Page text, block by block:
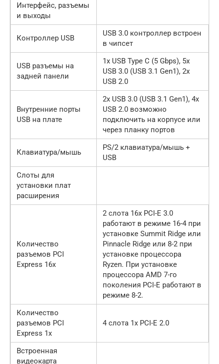
Интерфейс, разъемы
и выходы
Контроллер USB
USB 3.0 контроллер встроен
в чипсет
USB разъемы на
задней панели
1x USB Type C (5 Gbps), 5x
USB 3.0 (USB 3.1 Gen1), 2x
USB 2.0
Внутренние порты
USB на плате
2x USB 3.0 (USB 3.1 Gen1), 4x
USB 2.0 возможно
подключить на корпусе или
через планку портов
Клавиатура/мышь
PS/2 клавиатура/мышь +
USB
Слоты для
установки плат
расширения
Количество
разъемов PCI
Express 16x
2 слота 16x PCI-E 3.0
работают в режиме 16-4 при
установке Summit Ridge или
Pinnacle Ridge или 8-2 при
установке процессора
Ryzen. При установке
процессора AMD 7-го
поколения PCI-E работают в
режиме 8-2.
Количество
разъемов PCI
Express 1x
4 слота 1x PCI-E 2.0
Встроенная
видеокарта